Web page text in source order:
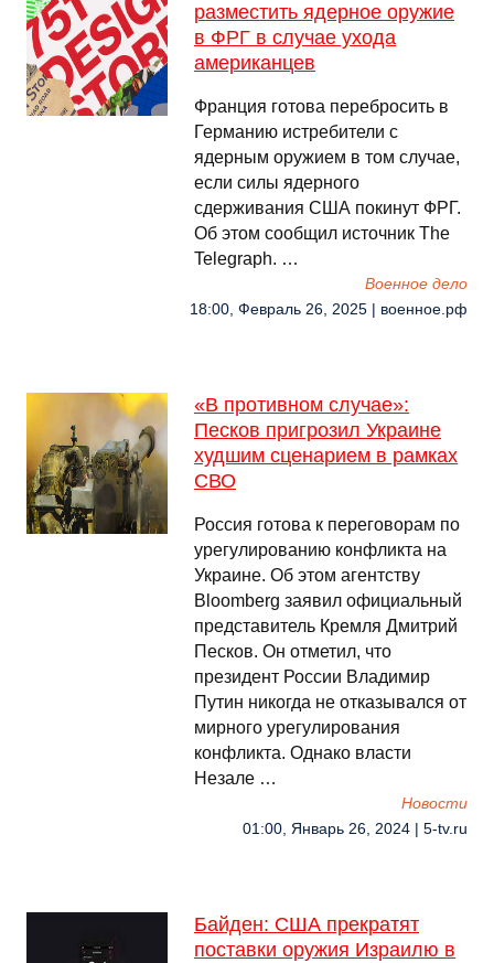
разместить ядерное оружие
в ФРГ в случае ухода
американцев
Франция готова перебросить в
Германию истребители с
ядерным оружием в том случае,
если силы ядерного
сдерживания США покинут ФРГ.
Об этом сообщил источник The
Telegraph. …
Военное дело
18:00, Февраль 26, 2025 | военное.рф
«В противном случае»:
Песков пригрозил Украине
худшим сценарием в рамках
СВО
Россия готова к переговорам по
урегулированию конфликта на
Украине. Об этом агентству
Bloomberg заявил официальный
представитель Кремля Дмитрий
Песков. Он отметил, что
президент России Владимир
Путин никогда не отказывался от
мирного урегулирования
конфликта. Однако власти
Незале …
Новости
01:00, Январь 26, 2024 | 5-tv.ru
Байден: США прекратят
поставки оружия Израилю в